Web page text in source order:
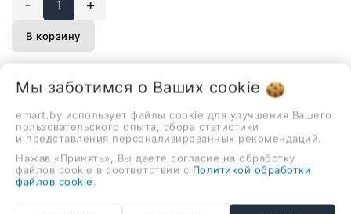
- +
В корзину
Описание
однорычажный смеситель для умывальника, монтаж на
раковину или столешницу
Мы заботимся о Ваших cookie
emart.by использует файлы cookie для улучшения Вашего
пользовательского опыта, сбора статистики
и представления персонализированных рекомендаций.
Нажав «Принять», Вы даете согласие на обработку
файлов cookie в соответствии с Политикой обработки
файлов cookie.